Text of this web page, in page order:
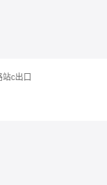
c出口